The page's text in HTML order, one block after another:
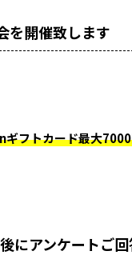
を開催致します
フトカード最大
にアンケートご